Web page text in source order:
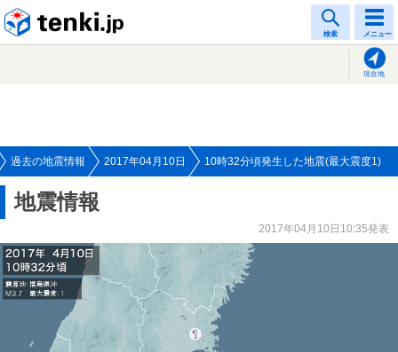
検索 メニュー
現在地
過去の地震情報 2017年04月10日 10時32分頃発生した地震(最大震度1)
地震情報
2017年04月10日10:35発表